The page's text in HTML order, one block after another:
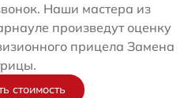
Наши мастера из
произведут оценку
прицела Замена
стоимость